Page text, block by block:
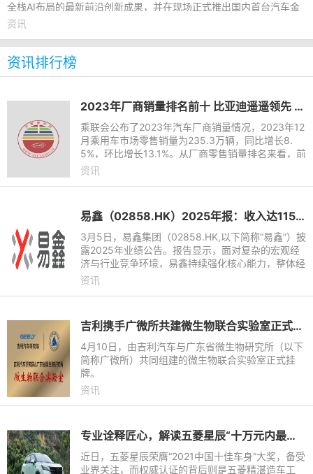
全栈AI布局的最新前沿创新成果，并在现场正式推出国内首台汽车金
融AI智能一体机。该一体
资讯
资讯排行榜
2023年厂商销量排名前十 比亚迪遥遥领先 长城垫底
乘联会公布了2023年汽车厂商销量情况，2023年12
月乘用车市场零售销量为235.3万辆，同比增长8.
5%，环比增长13.1%。从厂商零售销量排名来看，前
十的车企分别为比亚迪、一汽-大众、上汽大众、吉
资讯
易鑫（02858.HK）2025年报：收入达115.6亿元，净利润近12亿
3月5日，易鑫集团（02858.HK,以下简称“易鑫”）披
露2025年业绩公告。报告显示，面对复杂的宏观经
济与行业竞争环境，易鑫持续强化核心能力，整体经
营表现稳健。期内，公司实现总收入115.6亿元（人
资讯
吉利携手广微所共建微生物联合实验室正式挂牌
4月10日，由吉利汽车与广东省微生物研究所（以下
简称广微所）共同组建的微生物联合实验室正式挂
牌。
资讯
专业诠释匠心，解读五菱星辰“十万元内最能打”的安全品质
近日，五菱星辰荣膺“2021中国十佳车身”大奖，备受
业界关注，而权威认证的背后则是五菱精湛造车工